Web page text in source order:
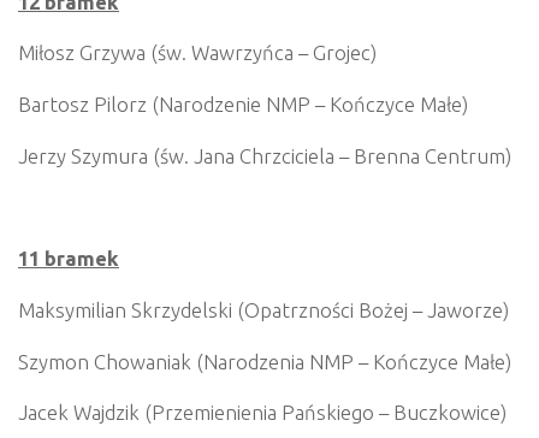
Miłosz Grzywa (św. Wawrzyńca – Grojec)
Bartosz Pilorz (Narodzenie NMP – Kończyce Małe)
Jerzy Szymura (św. Jana Chrzciciela – Brenna Centrum)
11 bramek
Maksymilian Skrzydelski (Opatrzności Bożej – Jaworze)
Szymon Chowaniak (Narodzenia NMP – Kończyce Małe)
Jacek Wajdzik (Przemienienia Pańskiego – Buczkowice)